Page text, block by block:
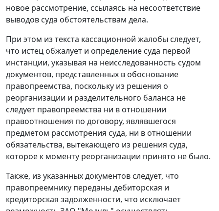
новое рассмотрение, ссылаясь на несоответствие
выводов суда обстоятельствам дела.
При этом из текста кассационной жалобы следует,
что истец обжалует и определение суда первой
инстанции, указывая на неисследованность судом
документов, представленных в обоснование
правопреемства, поскольку из решения о
реорганизации и разделительного баланса не
следует правопреемства ни в отношении
правоотношения по договору, являвшегося
предметом рассмотрения суда, ни в отношении
обязательства, вытекающего из решения суда,
которое к моменту реорганизации принято не было.
Также, из указанных документов следует, что
правопреемнику переданы дебиторская и
кредиторская задолженности, что исключает